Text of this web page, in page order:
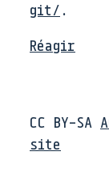
git/ .
Réagir
CC BY-SA
site